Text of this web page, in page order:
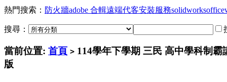
熱門搜索： 防火牆adobe 合輯遠端代客安裝服務solidworksoffice
搜尋：
當前位置: 首頁 > 114學年下學期 三民 高中學科制
版